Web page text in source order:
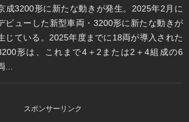
成3200形に新たな動きが発生。2025年2月に
ビューした新型車両・3200形に新たな動きが
じている。2025年度までに18両が導入された
形は、これまで4＋2または2＋4組成の6
...
スポンサーリンク